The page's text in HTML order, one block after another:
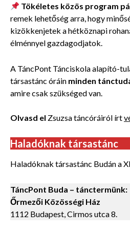
Tökéletes közös program
remek lehetőség arra, hogy
kizökkenjetek a hétköznapi
élménnyel gazdagodjatok.
A TáncPont Tánciskola alapító-
társastánc óráin minden
amire csak szükséged van.
Olvasd el Zsuzsa táncóráiról írt
Haladóknak társastánc
Haladóknak társastánc Budán a
TáncPont Buda – tánctermünk:
Őrmezői Közösségi Ház
1112 Budapest, Cirmos utca 8.